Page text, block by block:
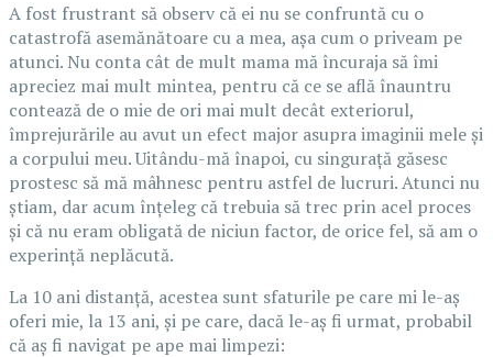
A fost frustrant să observ că ei nu se confruntă cu o
catastrofă asemănătoare cu a mea, așa cum o priveam pe
atunci. Nu conta cât de mult mama mă încuraja să îmi
apreciez mai mult mintea, pentru că ce se află înauntru
contează de o mie de ori mai mult decât exteriorul,
împrejurările au avut un efect major asupra imaginii mele și
a corpului meu. Uitându-mă înapoi, cu singurață găsesc
prostesc să mă mâhnesc pentru astfel de lucruri. Atunci nu
știam, dar acum înțeleg că trebuia să trec prin acel proces
și că nu eram obligată de niciun factor, de orice fel, să am o
experință neplăcută.
La 10 ani distanță, acestea sunt sfaturile pe care mi le-aș
oferi mie, la 13 ani, și pe care, dacă le-aș fi urmat, probabil
că aș fi navigat pe ape mai limpezi: